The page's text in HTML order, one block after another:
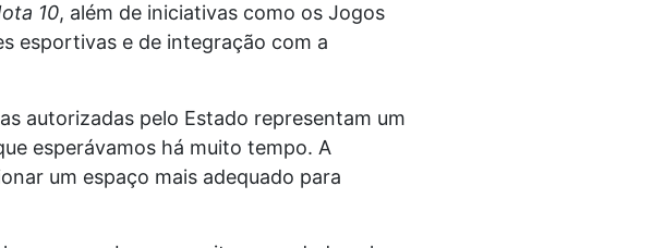
10, além de iniciativas como os Jogos
esportivas e de integração com a
autorizadas pelo Estado representam um
esperávamos há muito tempo. A
um espaço mais adequado para